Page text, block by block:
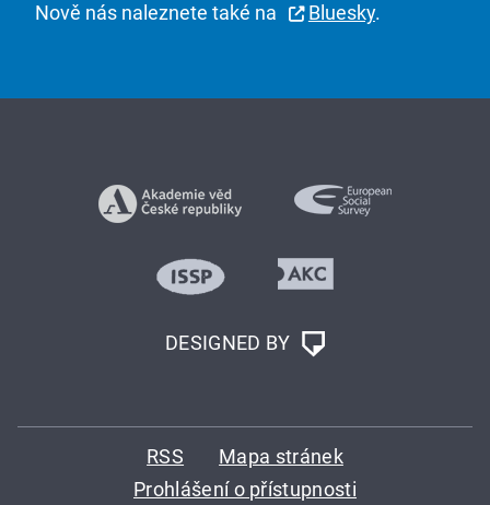
Nově nás naleznete také na Bluesky.
DESIGNED BY
RSS
Mapa stránek
Prohlášení o přístupnosti